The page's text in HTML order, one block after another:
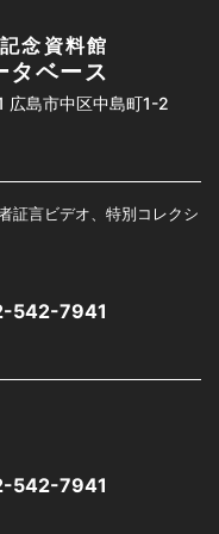
念資料館
タベース
広島市中区中島町1-2
証言ビデオ、特別コレクシ
542-7941
542-7941